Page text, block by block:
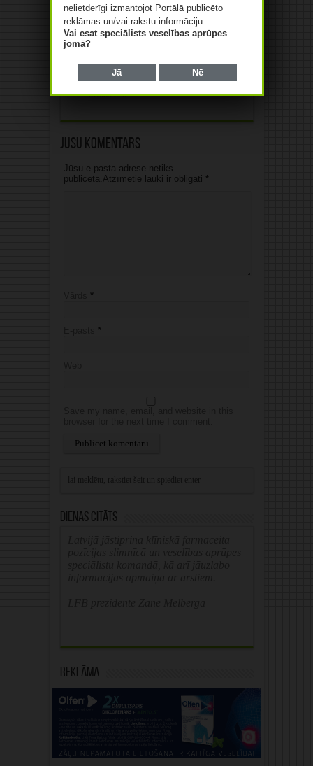
atbalsts ir vienlīdz svarīgi
tuberkulozes ārstēšanā
07/08/2026
Jūsu komentārs
Jūsu e-pasta adrese netiks
publicēta.Atzīmētie lauki ir obligāti *
*
*
Dienas citāts
Reklāma
nelietderīgi izmantojot Portālā publicēto
reklāmas un/vai rakstu informāciju.
Vai esat speciālists veselības aprūpes
jomā?
Jā Nē